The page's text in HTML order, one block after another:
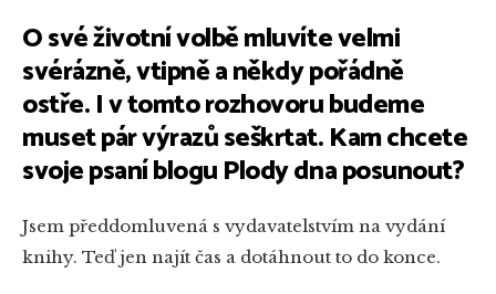
O své životní volbě mluvíte velmi
svérázně, vtipně a někdy pořádně
ostře. I v tomto rozhovoru budeme
muset pár výrazů seškrtat. Kam chcete
svoje psaní blogu Plody dna posunout?
Jsem předdomluvená s vydavatelstvím na vydání
knihy. Teď jen najít čas a dotáhnout to do konce.